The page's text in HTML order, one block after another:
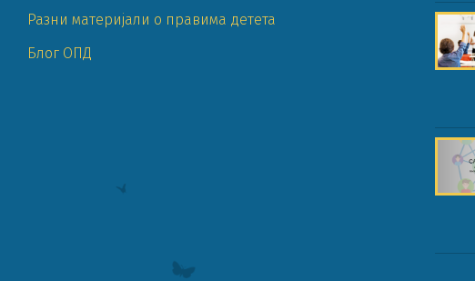
Разни материјали о правима детета
Блог ОПД